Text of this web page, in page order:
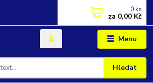
Menu
Hledat
0 ks
za 0,00 Kč